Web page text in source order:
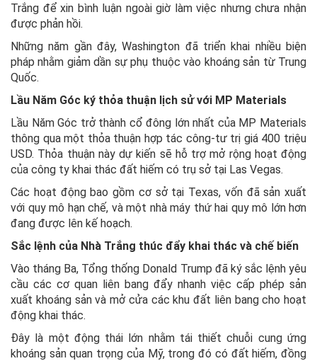
Trắng để xin bình luận ngoài giờ làm việc nhưng chưa nhận
được phản hồi.
Những năm gần đây, Washington đã triển khai nhiều biện
pháp nhằm giảm dần sự phụ thuộc vào khoáng sản từ Trung
Quốc.
Lầu Năm Góc ký thỏa thuận lịch sử với MP Materials
Lầu Năm Góc trở thành cổ đông lớn nhất của MP Materials
thông qua một thỏa thuận hợp tác công-tư trị giá 400 triệu
USD. Thỏa thuận này dự kiến sẽ hỗ trợ mở rộng hoạt động
của công ty khai thác đất hiếm có trụ sở tại Las Vegas.
Các hoạt động bao gồm cơ sở tại Texas, vốn đã sản xuất
với quy mô hạn chế, và một nhà máy thứ hai quy mô lớn hơn
đang được lên kế hoạch.
Sắc lệnh của Nhà Trắng thúc đẩy khai thác và chế biến
Vào tháng Ba, Tổng thống Donald Trump đã ký sắc lệnh yêu
cầu các cơ quan liên bang đẩy nhanh việc cấp phép sản
xuất khoáng sản và mở cửa các khu đất liên bang cho hoạt
động khai thác.
Đây là một động thái lớn nhằm tái thiết chuỗi cung ứng
khoáng sản quan trọng của Mỹ, trong đó có đất hiếm, đồng